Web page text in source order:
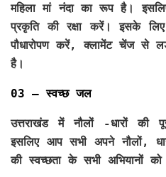
महिला मां नंदा का रूप है।
प्रकृति की रक्षा करें। इसके
पौधारोपण करें, क्लामेंट चेंज से
है।
03 – स्वच्छ जल
उत्तराखंड में नौलों -धारों की
इसलिए आप सभी अपने नौलों,
की स्वच्छता के सभी अभियानों